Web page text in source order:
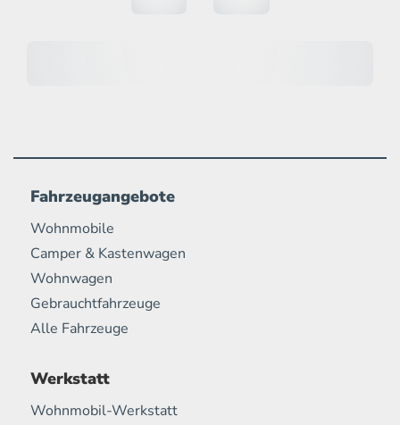
Fahrzeugangebote
Wohnmobile
Camper & Kastenwagen
Wohnwagen
Gebrauchtfahrzeuge
Alle Fahrzeuge
Werkstatt
Wohnmobil-Werkstatt